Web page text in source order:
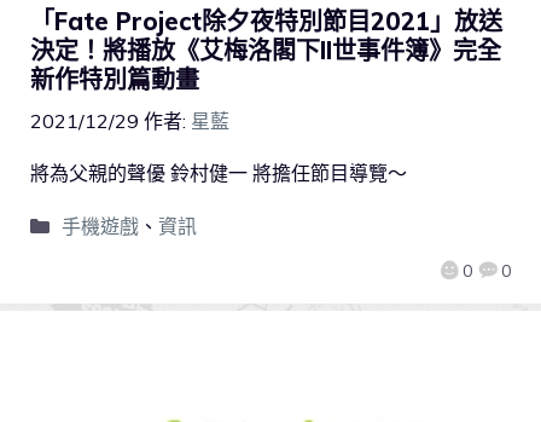
「Fate Project除夕夜特別節目2021」放送
決定！將播放《艾梅洛閣下II世事件簿》完全
新作特別篇動畫
2021/12/29 作者: 星藍
0 0
將為父親的聲優 鈴村健一 將擔任節目導覽～
手機遊戲、 資訊